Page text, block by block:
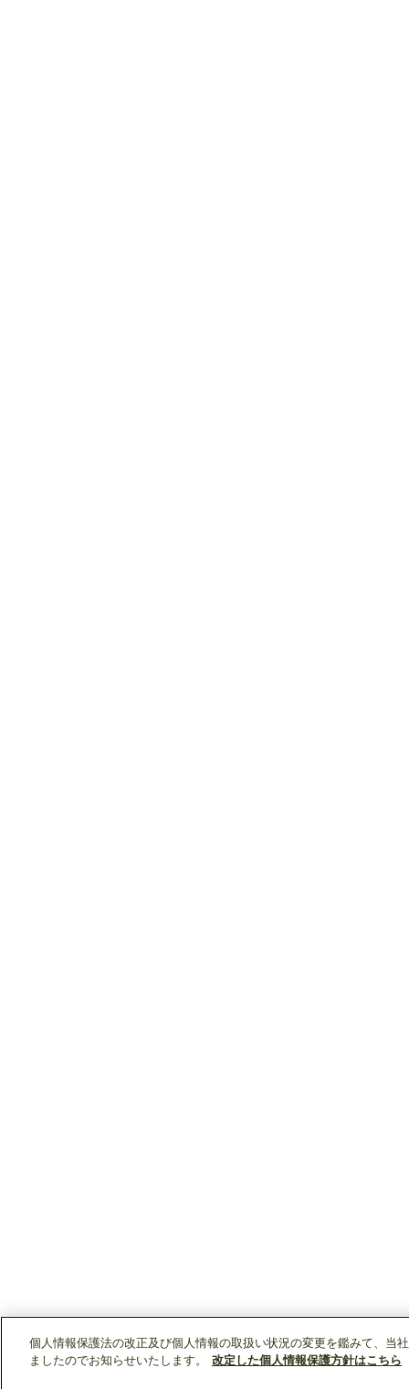
個人情報保護法の改正及び個人情報の取扱い状況の変更を鑑みて、当
ましたのでお知らせいたします。
改定した個人情報保護方針はこちら